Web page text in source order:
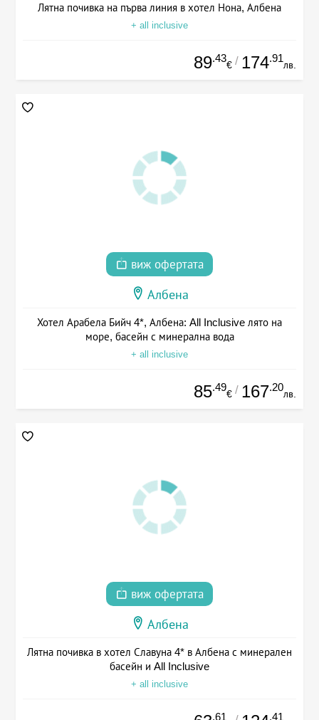
Лятна почивка на първа линия в хотел Нона, Албена
+ all inclusive
89.43
€ / 174.91
лв.
виж офертата
Албена
Хотел Арабела Бийч 4*, Албена: All Inclusive лято на
море, басейн с минерална вода
+ all inclusive
85.49
€ / 167.20
лв.
виж офертата
Албена
Лятна почивка в хотел Славуна 4* в Албена с минерален
басейн и All Inclusive
+ all inclusive
.61 .41